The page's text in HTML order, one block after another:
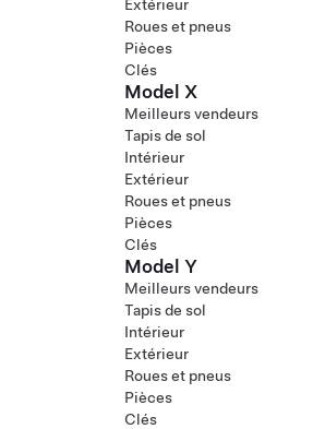
Extérieur
Roues et pneus
Pièces
Clés
Model X
Meilleurs vendeurs
Tapis de sol
Intérieur
Extérieur
Roues et pneus
Pièces
Clés
Model Y
Meilleurs vendeurs
Tapis de sol
Intérieur
Extérieur
Roues et pneus
Pièces
Clés